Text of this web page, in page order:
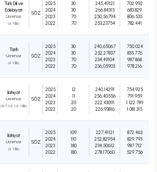
Türk Dili ve
Edebiyatı
Ücretsiz
(4 Yıllık)
SÖZ
2025
2024
2023
2022
30
30
70
70
245,49121
266,84315
250,56794
253,23754
702.992
683.829
806.535
782.441
Tarih
Ücretsiz
(4 Yıllık)
SÖZ
2025
2024
2023
2022
30
30
70
70
240,65067
252,27837
234,49104
236,05903
750.024
835.776
987.868
978.216
İlahiyat
Ücretsiz
(M.T.O.K.) (4 Yıllık)
SÖZ
2025
2024
2023
2022
12
11
20
20
240,14291
256,40556
222,43091
226,93816
754.925
791.959
1.122.749
1.081.315
İlahiyat
Ücretsiz
(4 Yıllık)
SÖZ
2025
2024
2023
2022
109
110
180
180
227,41121
252,82954
234,50612
278,17060
872.463
829.793
987.712
529.756